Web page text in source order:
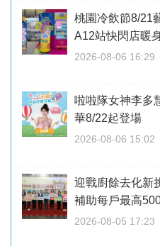
桃園冷飲節8/21
A12站快閃店暖
2026-08-06 16:29
啦啦隊女神李
華8/22起登場
2026-08-06 15:02
迎戰廚餘去化
補助每戶最高
2026-08-05 17:23